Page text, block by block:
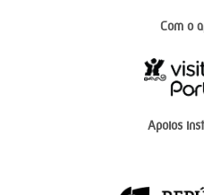
Com o
Apoios